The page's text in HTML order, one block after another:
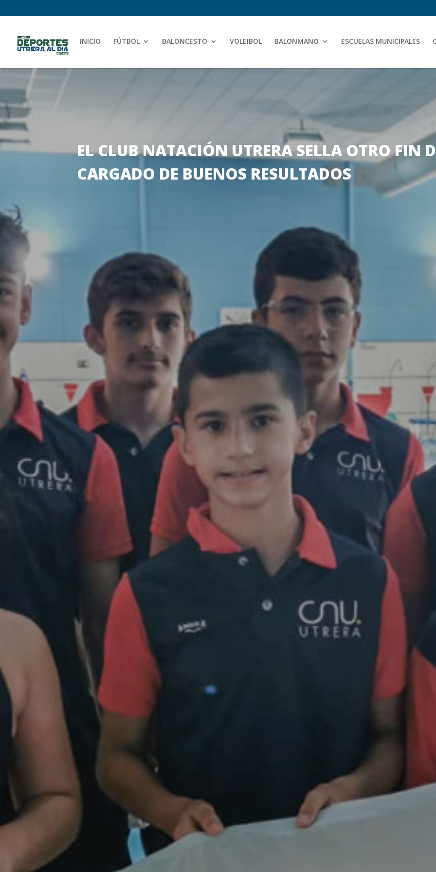
INICIO FÚTBOL BALONCESTO VOLEIBOL BALONMANO ESCUELAS MUNICIPALES
EL CLUB NATACIÓN UTRERA SELLA OTRO FIN
CARGADO DE BUENOS RESULTADOS